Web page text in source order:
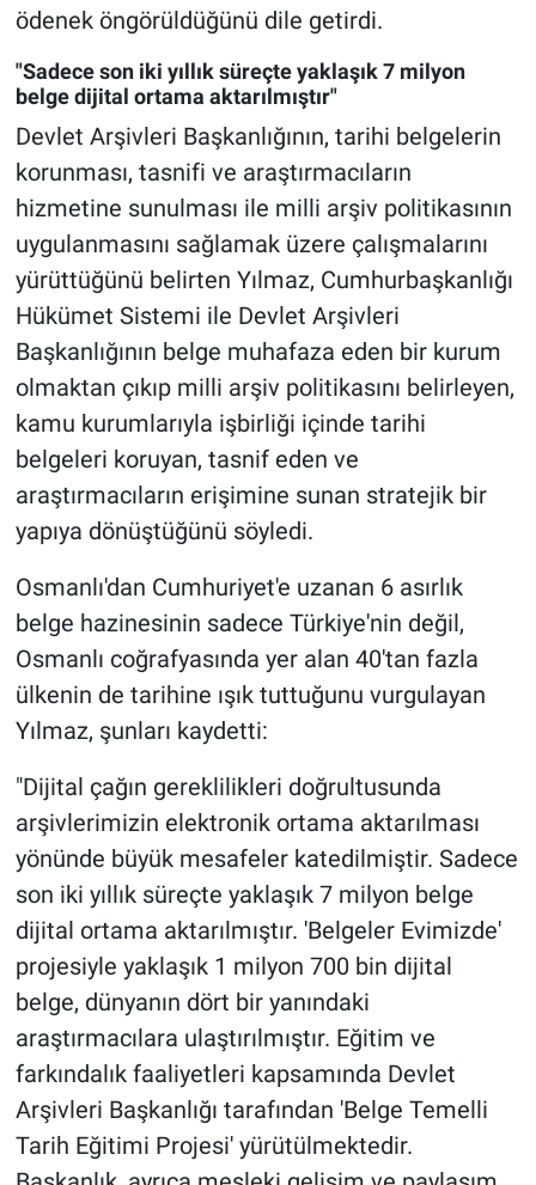
ödenek öngörüldüğünü dile getirdi.
"Sadece son iki yıllık süreçte yaklaşık 7 milyon
belge dijital ortama aktarılmıştır"
Devlet Arşivleri Başkanlığının, tarihi belgelerin
korunması, tasnifi ve araştırmacıların
hizmetine sunulması ile milli arşiv politikasının
uygulanmasını sağlamak üzere çalışmalarını
yürüttüğünü belirten Yılmaz, Cumhurbaşkanlığı
Hükümet Sistemi ile Devlet Arşivleri
Başkanlığının belge muhafaza eden bir kurum
olmaktan çıkıp milli arşiv politikasını belirleyen,
kamu kurumlarıyla işbirliği içinde tarihi
belgeleri koruyan, tasnif eden ve
araştırmacıların erişimine sunan stratejik bir
yapıya dönüştüğünü söyledi.
Osmanlı'dan Cumhuriyet'e uzanan 6 asırlık
belge hazinesinin sadece Türkiye'nin değil,
Osmanlı coğrafyasında yer alan 40'tan fazla
ülkenin de tarihine ışık tuttuğunu vurgulayan
Yılmaz, şunları kaydetti:
"Dijital çağın gereklilikleri doğrultusunda
arşivlerimizin elektronik ortama aktarılması
yönünde büyük mesafeler katedilmiştir. Sadece
son iki yıllık süreçte yaklaşık 7 milyon belge
dijital ortama aktarılmıştır. 'Belgeler Evimizde'
projesiyle yaklaşık 1 milyon 700 bin dijital
belge, dünyanın dört bir yanındaki
araştırmacılara ulaştırılmıştır. Eğitim ve
farkındalık faaliyetleri kapsamında Devlet
Arşivleri Başkanlığı tarafından 'Belge Temelli
Tarih Eğitimi Projesi' yürütülmektedir.